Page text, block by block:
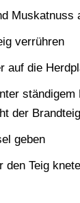
Muskatnuss
verrühren
auf die
ständigem
der
geben
den Teig